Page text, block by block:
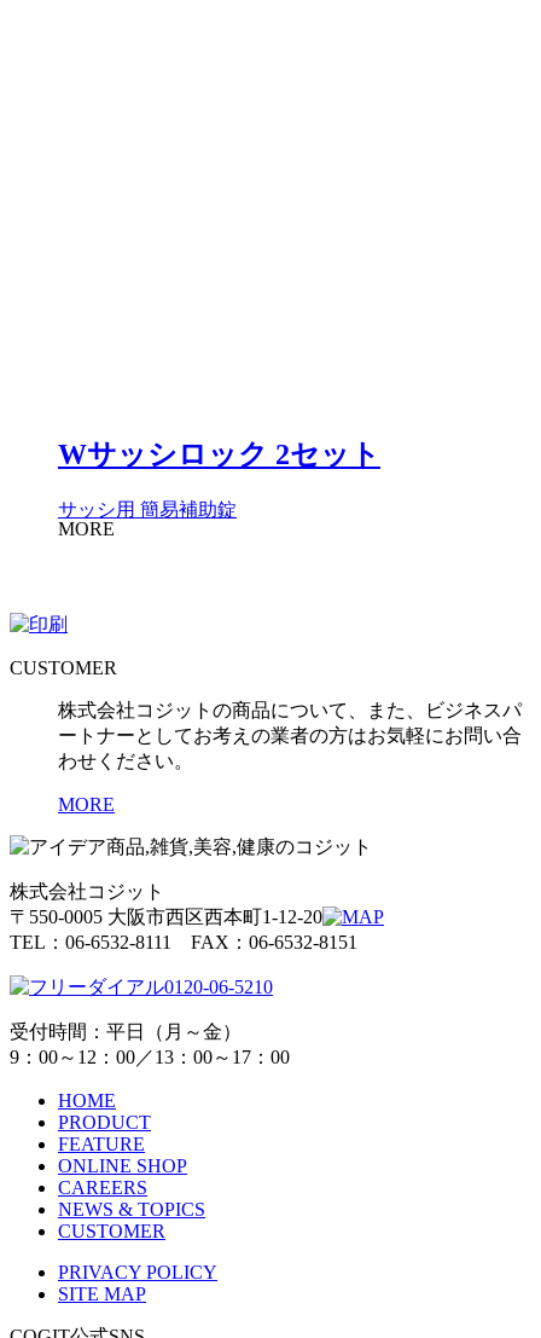
Wサッシロック 2セット
サッシ用 簡易補助錠
MORE
CUSTOMER
株式会社コジットの商品について、また、ビジネスパ
ートナーとしてお考えの業者の方はお気軽にお問い合
わせください。
MORE
株式会社コジット
〒550-0005 大阪市西区西本町1-12-20
TEL：06-6532-8111 FAX：06-6532-8151
0120-06-5210
受付時間：平日（月～金）
9：00～12：00／13：00～17：00
HOME
PRODUCT
FEATURE
ONLINE SHOP
CAREERS
NEWS & TOPICS
CUSTOMER
PRIVACY POLICY
SITE MAP